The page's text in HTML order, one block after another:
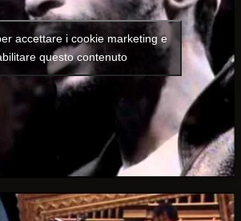
accettare i cookie marketing e
questo contenuto